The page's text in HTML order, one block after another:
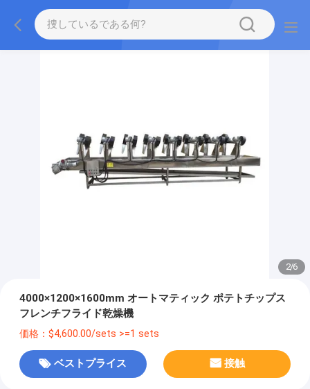
2/6
4000×1200×1600mm オートマティック ポテトチップス
フレンチフライド乾燥機
価格：$4,600.00/sets >=1 sets
ベストプライス 接触